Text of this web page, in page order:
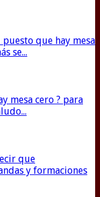
puesto que hay mesa
se...
mesa cero ? para
que
y formaciones